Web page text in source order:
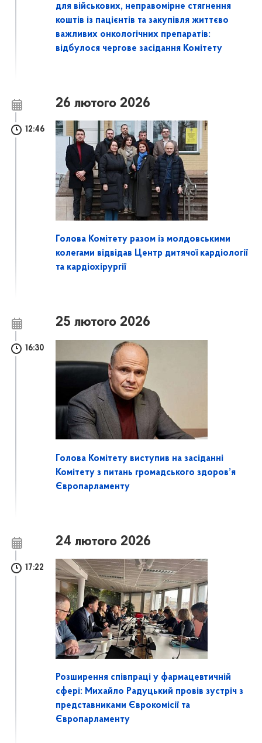
для військових, неправомірне стягнення
коштів із пацієнтів та закупівля життєво
важливих онкологічних препаратів:
відбулося чергове засідання Комітету
26 лютого 2026
12:46
Голова Комітету разом із молдовськими
колегами відвідав Центр дитячої кардіології
та кардіохірургії
25 лютого 2026
16:30
Голова Комітету виступив на засіданні
Комітету з питань громадського здоров’я
Європарламенту
24 лютого 2026
17:22
Розширення співпраці у фармацевтичній
сфері: Михайло Радуцький провів зустріч з
представниками Єврокомісії та
Європарламенту